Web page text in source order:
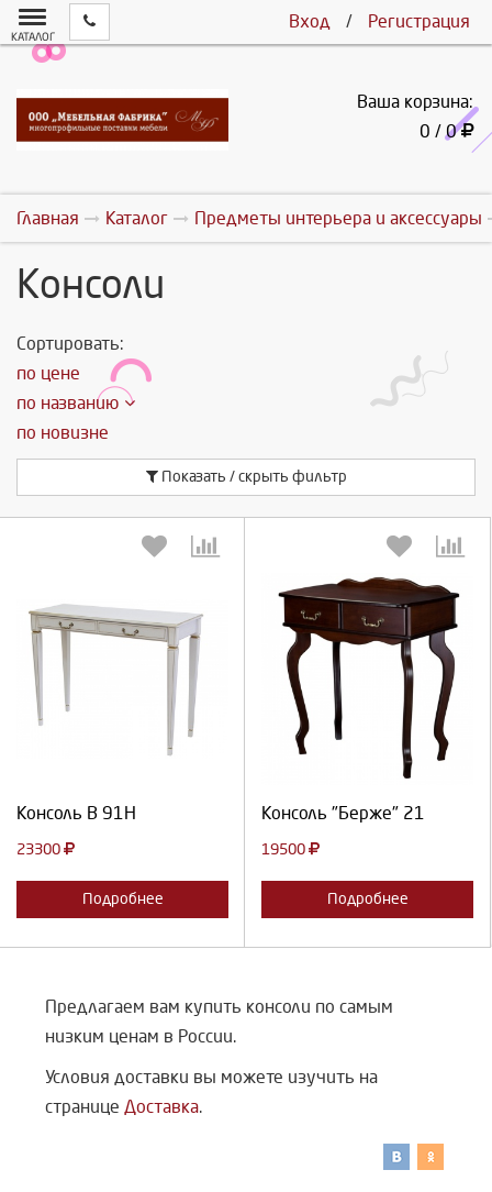
Вход / Регистрация
КАТАЛОГ
Ваша корзина:
0 / 0
Главная Каталог Предметы интерьера и аксессуары
Консоли
Сортировать:
по цене
по названию
по новизне
Показать / скрыть фильтр
Консоль В 91Н
23300
Подробнее
Выберите количество:
Консоль "Берже" 21
19500
Подробнее
Выберите количество:
Отмена
Предлагаем вам купить консоли по самым
низким ценам в России.
Условия доставки вы можете изучить на
странице Доставка.